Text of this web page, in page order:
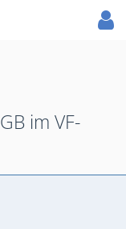
im VF-